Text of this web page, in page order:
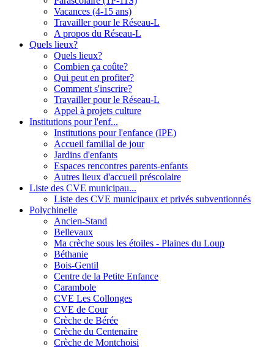
Vacances (4-15 ans)
Travailler pour le Réseau-L
A propos du Réseau-L
Quels lieux?
Quels lieux?
Combien ça coûte?
Qui peut en profiter?
Comment s'inscrire?
Travailler pour le Réseau-L
Appel à projets culture
Institutions pour l'enf...
Institutions pour l'enfance (IPE)
Accueil familial de jour
Jardins d'enfants
Espaces rencontres parents-enfants
Autres lieux d'accueil préscolaire
Liste des CVE municipau...
Liste des CVE municipaux et privés subventionnés
Polychinelle
Ancien-Stand
Bellevaux
Ma crèche sous les étoiles - Plaines du Loup
Béthanie
Bois-Gentil
Centre de la Petite Enfance
Carambole
CVE Les Collonges
CVE de Cour
Crèche de Bérée
Crèche du Centenaire
Crèche de Montchoisi